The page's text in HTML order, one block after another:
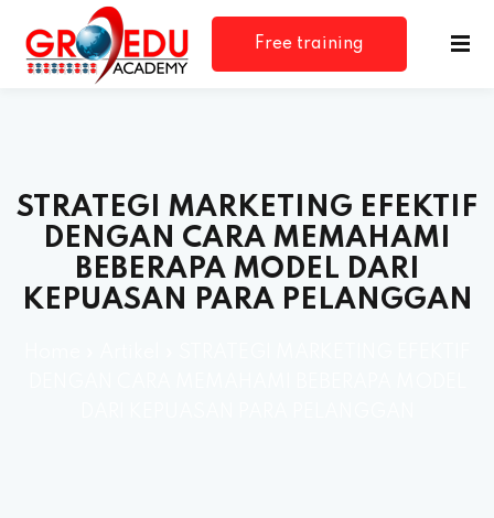
Free training
STRATEGI MARKETING EFEKTIF
DENGAN CARA MEMAHAMI
BEBERAPA MODEL DARI
KEPUASAN PARA PELANGGAN